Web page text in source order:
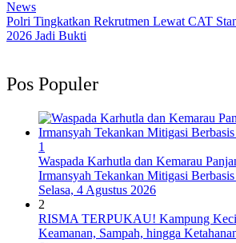
News
Polri Tingkatkan Rekrutmen Lewat CAT
2026 Jadi Bukti
Pos Populer
1
Waspada Karhutla dan Kemarau
Irmansyah Tekankan Mitigasi
Selasa, 4 Agustus 2026
2
RISMA TERPUKAU! Kampung
Keamanan, Sampah, hingga